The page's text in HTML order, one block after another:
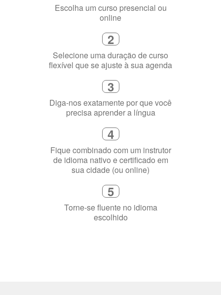
2
Selecione uma duração de curso
flexível que se ajuste à sua agenda
3
Diga-nos exatamente por que você
precisa aprender a língua
4
Fique combinado com um instrutor
de idioma nativo e certificado em
sua cidade (ou online)
5
Torne-se fluente no idioma
escolhido